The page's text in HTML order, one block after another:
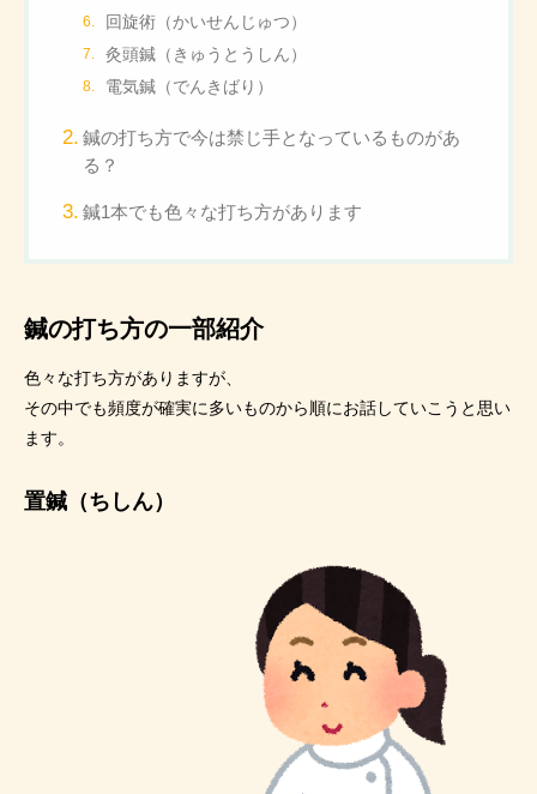
回旋術（かいせんじゅつ）
灸頭鍼（きゅうとうしん）
電気鍼（でんきばり）
鍼の打ち方で今は禁じ手となっているものがあ
る？
鍼1本でも色々な打ち方があります
鍼の打ち方の一部紹介
色々な打ち方がありますが、
その中でも頻度が確実に多いものから順にお話していこうと思い
ます。
置鍼（ちしん）